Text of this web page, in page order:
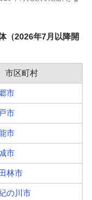
（2026年7月以降開
市区町村
市
市
市
市
林市
の川市